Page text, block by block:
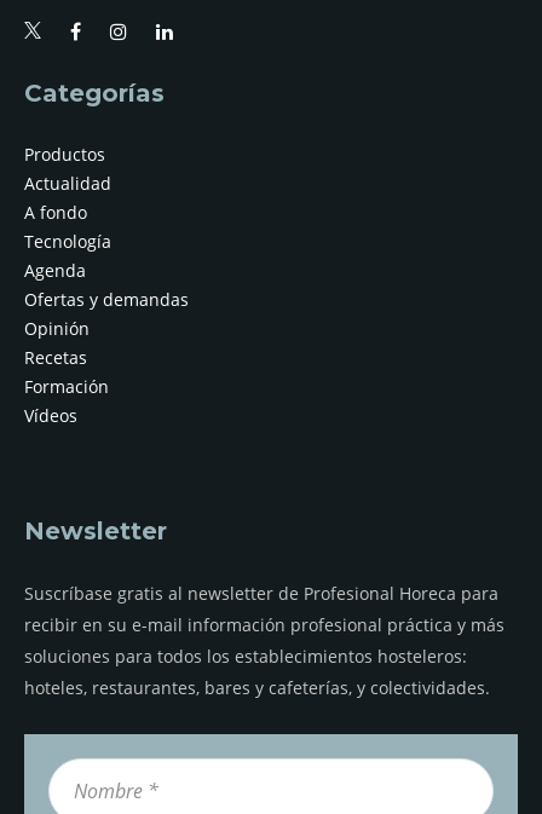
Categorías
Productos
Actualidad
A fondo
Tecnología
Agenda
Ofertas y demandas
Opinión
Recetas
Formación
Vídeos
Newsletter
Suscríbase gratis al newsletter de Profesional Horeca para
recibir en su e-mail información profesional práctica y más
soluciones para todos los establecimientos hosteleros:
hoteles, restaurantes, bares y cafeterías, y colectividades.